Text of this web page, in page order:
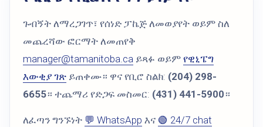
ጉብኝት ለማረጋገጥ፣ የሰነድ ፓኬጅ ለመወያየት ወይም ስለ
መጨረሻው ፎርማት ለመጠየቅ
manager@tamanitoba.ca ይጻፉ ወይም የዊኒፔግ
እውቂያ ገጽ ይጠቀሙ። ዋና የቢሮ ስልክ: (204) 298-
6655። ተጨማሪ የድጋፍ መስመር: (431) 441-5900።
ለፈጣን ግንኙነት 💬 WhatsApp እና 🟢 24/7 chat